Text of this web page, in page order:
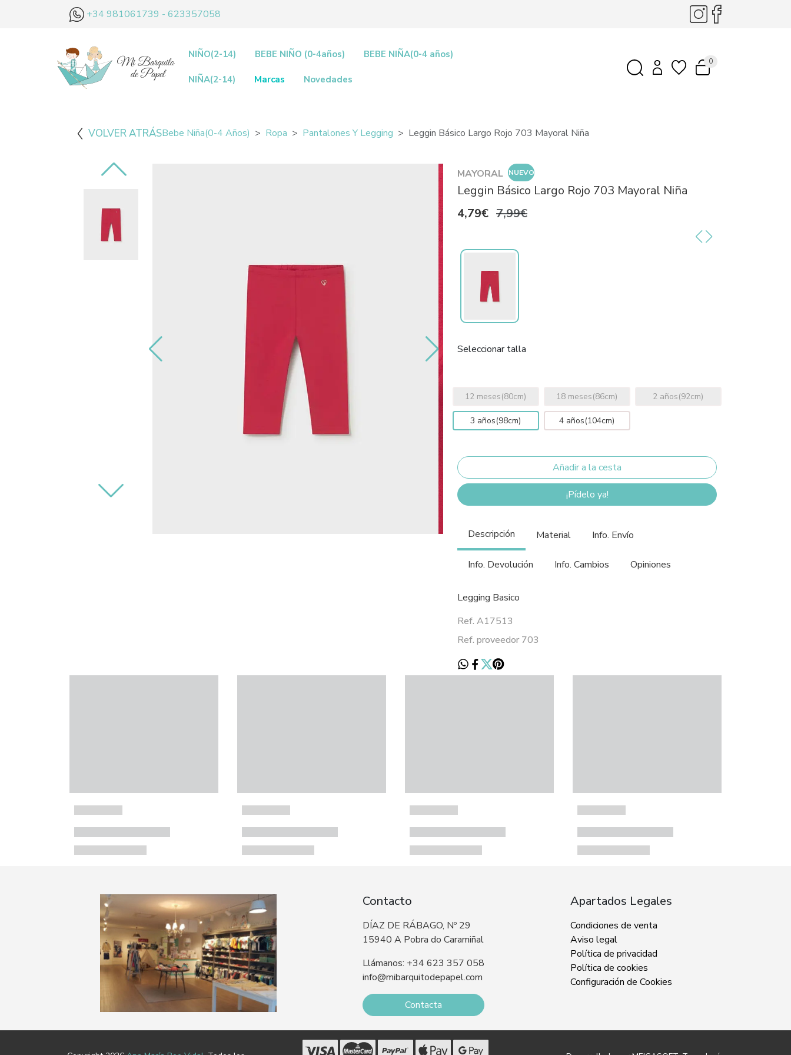
+34 981061739 - 623357058
NIÑO(2-14) BEBE NIÑO (0-4años) BEBE NIÑA(0-4 años)
NIÑA(2-14) Marcas Novedades
0
VOLVER ATRÁSBebe Niña(0-4 Años) Ropa Pantalones Y Legging Leggin Básico Largo Rojo 703 Mayoral Niña
MAYORAL NUEVO
Leggin Básico Largo Rojo 703 Mayoral Niña
4,79€ 7,99€
Seleccionar talla
12 meses(80cm) 18 meses(86cm) 2 años(92cm)
3 años(98cm) 4 años(104cm)
¡Pídelo ya!
Descripción Material Info. Envío
Info. Devolución Info. Cambios Opiniones
Legging Basico
Ref. A17513
Ref. proveedor 703
Contacto
DÍAZ DE RÁBAGO, Nº 29
15940 A Pobra do Caramiñal
Llámanos: +34 623 357 058
info@mibarquitodepapel.com
Contacta
Apartados Legales
Condiciones de venta
Aviso legal
Política de privacidad
Política de cookies
Configuración de Cookies